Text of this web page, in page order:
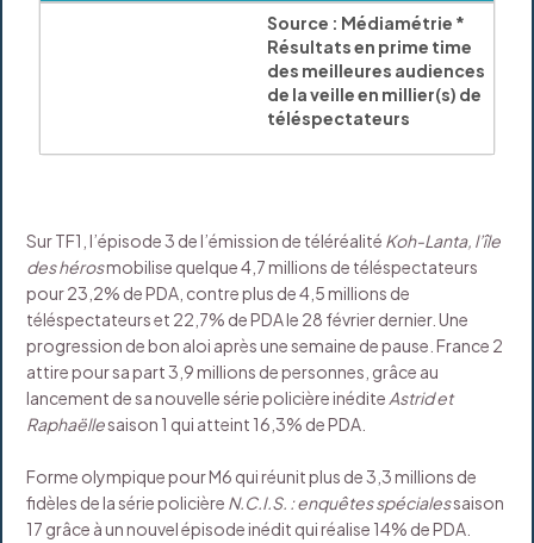
Source : Médiamétrie *
Résultats en prime time
des meilleures audiences
de la veille en millier(s) de
téléspectateurs
Sur TF1, l’épisode 3 de l’émission de téléréalité Koh-Lanta, l’île
des hérosmobilise quelque 4,7 millions de téléspectateurs
pour 23,2% de PDA, contre plus de 4,5 millions de
téléspectateurs et 22,7% de PDA le 28 février dernier. Une
progression de bon aloi après une semaine de pause. France 2
attire pour sa part 3,9 millions de personnes, grâce au
lancement de sa nouvelle série policière inédite Astrid et
Raphaëllesaison 1 qui atteint 16,3% de PDA.
Forme olympique pour M6 qui réunit plus de 3,3 millions de
fidèles de la série policière N.C.I.S. : enquêtes spécialessaison
17 grâce à un nouvel épisode inédit qui réalise 14% de PDA.